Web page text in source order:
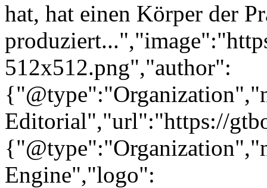
hat, hat einen Körper der
512x512.png","author":
Editorial","url":"https://
Engine","logo":